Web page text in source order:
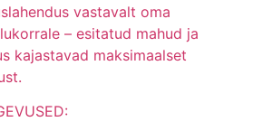
vastavalt oma
– esitatud mahud ja
kajastavad maksimaalset